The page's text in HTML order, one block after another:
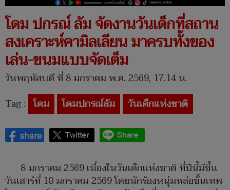
โดม ปกรณ์ ลัม จัดงานวันเด็กที่สถาน
สงเคราะห์คามิลเลียน มาครบทั้งของ
เล่น-ขนมแบบจัดเต็ม
วันพฤหัสบดี ที่ 8 มกราคม พ.ศ. 2569, 17.14 น.
Tag : โดม โดมปกรณ์ลัม วันเด็กแห่งชาติ
8 มกราคม 2569 เนื่องในวันเด็กแห่งชาติ ที่ปีนี้มีขึ้น
วันเสาร์ที่ 10 มกราคม 2569 โดยนักร้องหนุ่มหล่อขั้นเทพ